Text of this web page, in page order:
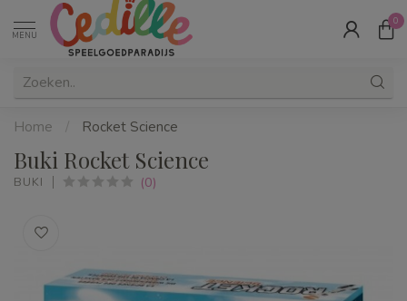
MENU
0
Home / Rocket Science
Buki Rocket Science
BUKI (0)